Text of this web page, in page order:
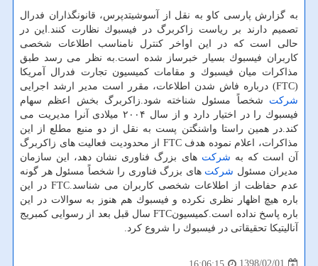
به گزارش پارسی كاو به نقل از آسوشیتدپرس، قانونگذاران فدرال
تصمیم دارند بر ریاست زاكربرگ در فیسبوك نظارت كنند.این در
حالی است كه در این اواخر كنترل نامناسب اطلاعات شخصی
كاربران فیسبوك بسیار خبرساز شده است.به نظر می رسد طبق
مذاكرات میان فیسبوك و مقامات كمیسیون تجارت فدرال آمریكا
(FTC) درباره فاش شدن اطلاعات، مقرر است مدیر ارشد اجرایی
شركت شخصاً مسئول شناخته شود.زاكربرگ بخش اعظم سهام
فیسبوك را در اختیار دارد و از سال ۲۰۰۴ میلادی آنرا مدیریت می
كند.در همین راستا واشنگتن پست به نقل از دو منبع مطلع از این
مذاكرات، اعلام نموده هدف FTC از محدودیت فعالیت های زاكربرگ
آن است كه به شركت های بزرگ فناوری نشان دهد، این سازمان
مدیران مسئول شركت های بزرگ فناوری را شخصاً مسئول هر گونه
عدم حفاظت از اطلاعات شخصی كاربران می شناسد.FTC در این
باره هیچ اظهار نظری نكرده و فیسبوك هم هنوز به سوالات در این
باره پاسخ نداده است.كمیسیونFTC سال قبل بعد از رسوایی كمبریج
آنالیتیكا تحقیقاتی در فیسبوك را شروع كرد.
1398/02/01